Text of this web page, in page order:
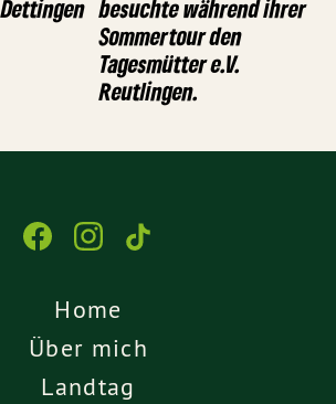
Dettingen besuchte während ihrer
Sommertour den
Tagesmütter e.V.
Reutlingen.
Home
Über mich
Landtag